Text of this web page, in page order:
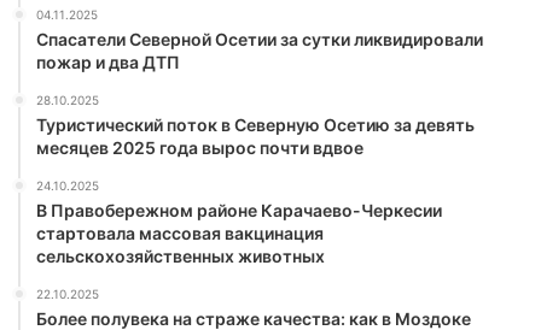
04.11.2025
Спасатели Северной Осетии за сутки ликвидировали
пожар и два ДТП
28.10.2025
Туристический поток в Северную Осетию за девять
месяцев 2025 года вырос почти вдвое
24.10.2025
В Правобережном районе Карачаево-Черкесии
стартовала массовая вакцинация
сельскохозяйственных животных
22.10.2025
Более полувека на страже качества: как в Моздоке